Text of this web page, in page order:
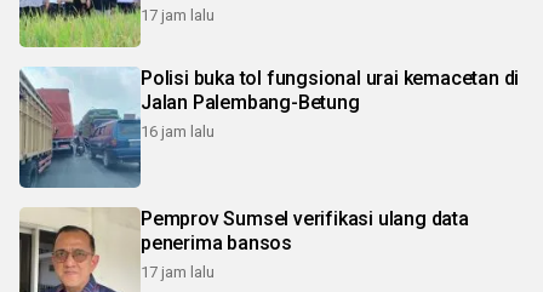
17 jam lalu
Polisi buka tol fungsional urai kemacetan di
Jalan Palembang-Betung
16 jam lalu
Pemprov Sumsel verifikasi ulang data
penerima bansos
17 jam lalu